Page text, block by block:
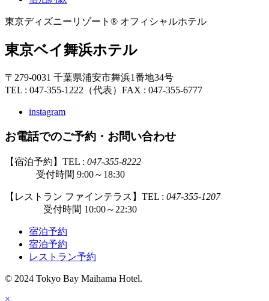
東京ディズニーリゾート® オフィシャルホテル
東京ベイ舞浜ホテル
〒279-0031 千葉県浦安市舞浜1番地34号
TEL : 047-355-1222（代表） FAX : 047-355-6777
instagram
お電話でのご予約・お問い合わせ
【宿泊予約】TEL : 047-355-8222
受付時間 9:00～18:30
【レストラン ファインテラス】TEL : 047-355-1207
受付時間 10:00～22:30
宿泊予約
宿泊予約
レストラン予約
© 2024 Tokyo Bay Maihama Hotel.
×